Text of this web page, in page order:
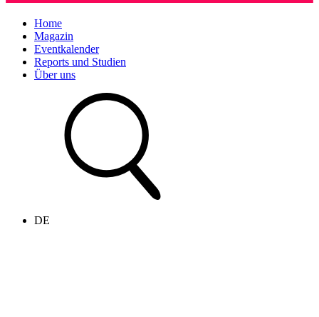
Home
Magazin
Eventkalender
Reports und Studien
Über uns
DE